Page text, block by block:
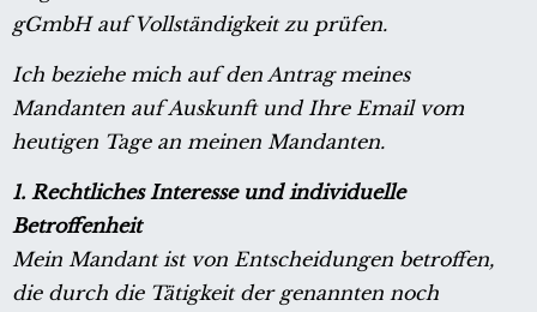
gGmbH auf Vollständigkeit zu prüfen.
Ich beziehe mich auf den Antrag meines
Mandanten auf Auskunft und Ihre Email vom
heutigen Tage an meinen Mandanten.
1. Rechtliches Interesse und individuelle
Betroffenheit
Mein Mandant ist von Entscheidungen betroffen,
die durch die Tätigkeit der genannten noch